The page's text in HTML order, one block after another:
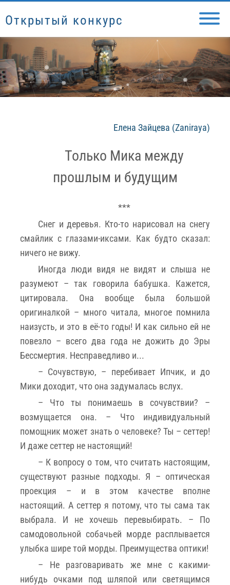
Открытый конкурс
Елена Зайцева (Zaniraya)
Только Мика между
прошлым и будущим
***
Снег и деревья. Кто-то нарисовал на снегу
смайлик с глазами-иксами. Как будто сказал:
ничего не вижу.
Иногда люди видя не видят и слыша не
разумеют – так говорила бабушка. Кажется,
цитировала. Она вообще была большой
оригиналкой – много читала, многое помнила
наизусть, и это в её-то годы! И как сильно ей не
повезло – всего два года не дожить до Эры
Бессмертия. Несправедливо и...
– Сочувствую, – перебивает Ипчик, и до
Мики доходит, что она задумалась вслух.
– Что ты понимаешь в сочувствии? –
возмущается она. – Что индивидуальный
помощник может знать о человеке? Ты – сеттер!
И даже сеттер не настоящий!
– К вопросу о том, что считать настоящим,
существуют разные подходы. Я – оптическая
проекция – и в этом качестве вполне
настоящий. А сеттер я потому, что ты сама так
выбрала. И не хочешь перевыбирать. – По
самодовольной собачьей морде расплывается
улыбка шире той морды. Преимущества оптики!
– Не разговаривать же мне с какими-
нибудь очками под шляпой или светящимся